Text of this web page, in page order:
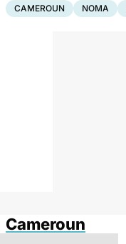
CAMEROUN NOMA
Cameroun